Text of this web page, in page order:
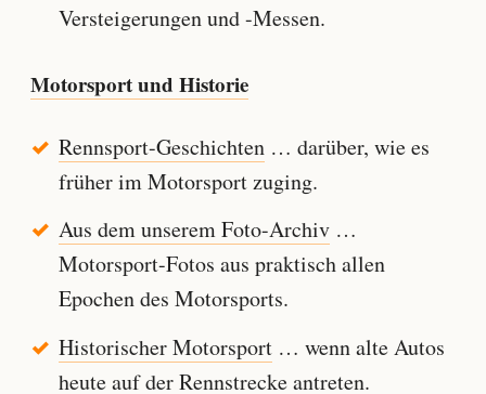
Versteigerungen und -Messen.
Motorsport und Historie
Rennsport-Geschichten… darüber, wie es
früher im Motorsport zuging.
Aus dem unserem Foto-Archiv…
Motorsport-Fotos aus praktisch allen
Epochen des Motorsports.
Historischer Motorsport… wenn alte Autos
heute auf der Rennstrecke antreten.